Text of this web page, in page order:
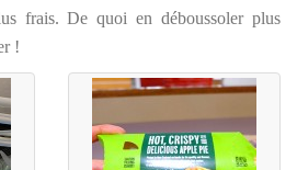
frais. De quoi en déboussoler plus
!